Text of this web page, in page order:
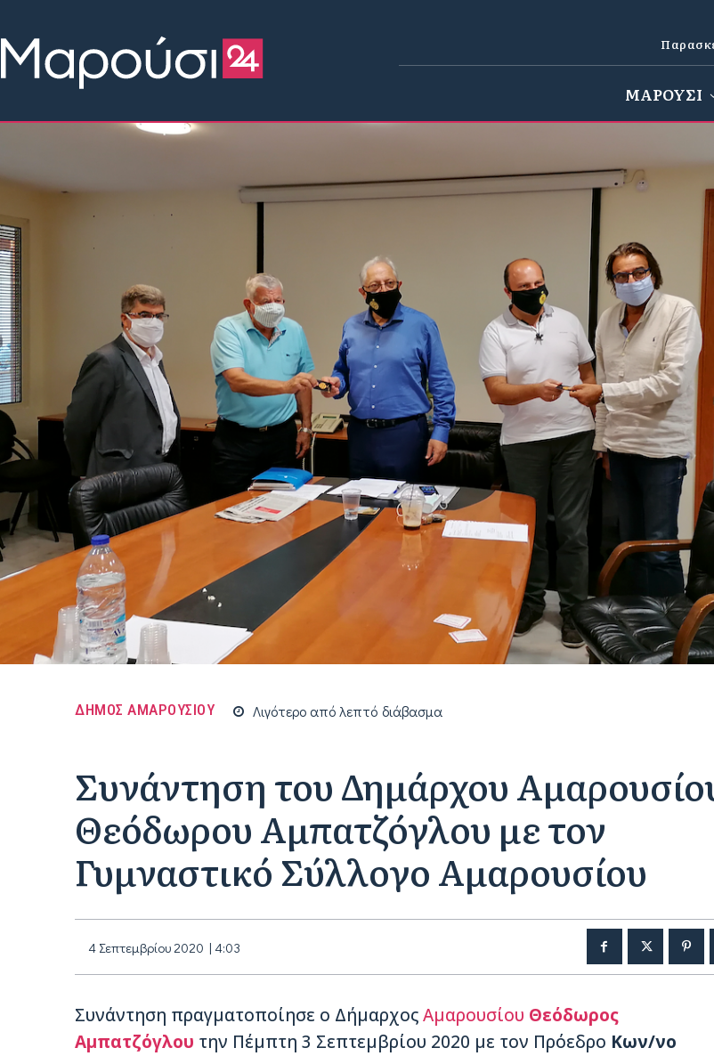
ΜΑΡΟΥΣΙ
ΔΗΜΟΣ ΑΜΑΡΟΥΣΙΟΥ Λιγότερο απόλεπτό διάβασμα
Συνάντηση του Δημάρχου
Θεόδωρου Αμπατζόγλου με τον
Γυμναστικό Σύλλογο Αμαρουσίου
4 Σεπτεμβρίου 2020 | 4:03
Συνάντηση πραγματοποίησε ο ΔήμαρχοςΑμαρουσίου Θεόδωρος
Αμπατζόγλου την Πέμπτη 3 Σεπτεμβρίου 2020 με τον Πρόεδρο Κων/νο